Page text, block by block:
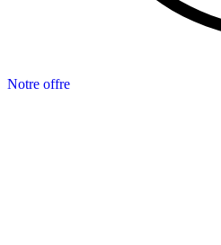
Notre offre